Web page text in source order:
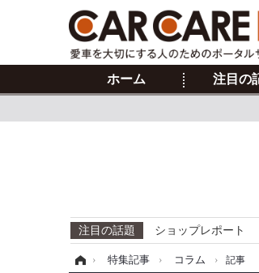
ホーム 注目の
注目の話題 ショップレポート
› 特集記事 › コラム › 記事